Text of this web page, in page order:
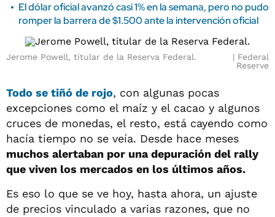
El dólar oficial avanzó casi 1% en la semana, pero no pudo
romper la barrera de $1.500 ante la intervención oficial
Jerome Powell, titular de la Reserva Federal.
Federal
Reserve
Todo se tiñó de rojo, con algunas pocas
excepciones como el maíz y el cacao y algunos
cruces de monedas, el resto, está cayendo como
hacía tiempo no se veía. Desde hace meses
muchos alertaban por una depuración del rally
que viven los mercados en los últimos años.
Es eso lo que se ve hoy, hasta ahora, un ajuste
de precios vinculado a varias razones, que no